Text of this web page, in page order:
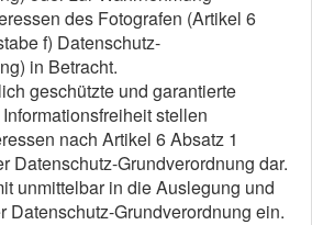
des Fotografen (Artikel 6
f) Datenschutz-
in Betracht.
geschützte und garantierte
stellen
nach Artikel 6 Absatz 1
Datenschutz-Grundverordnung dar.
unmittelbar in die Auslegung und
Datenschutz-Grundverordnung ein.